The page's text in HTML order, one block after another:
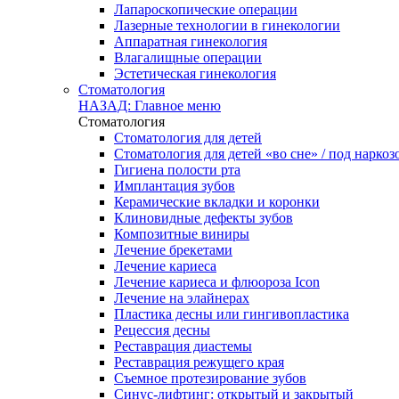
Лапароскопические операции
Лазерные технологии в гинекологии
Аппаратная гинекология
Влагалищные операции
Эстетическая гинекология
Стоматология
НАЗАД: Главное меню
Стоматология
Стоматология для детей
Стоматология для детей «во сне» / под
Гигиена полости рта
Имплантация зубов
Керамические вкладки и коронки
Клиновидные дефекты зубов
Композитные виниры
Лечение брекетами
Лечение кариеса
Лечение кариеса и флюороза Icon
Лечение на элайнерах
Пластика десны или гингивопластика
Рецессия десны
Реставрация диастемы
Реставрация режущего края
Съемное протезирование зубов
Синус-лифтинг: открытый и закрытый